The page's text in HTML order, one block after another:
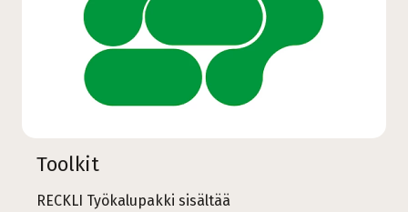
Toolkit
RECKLI Työkalupakki sisältää